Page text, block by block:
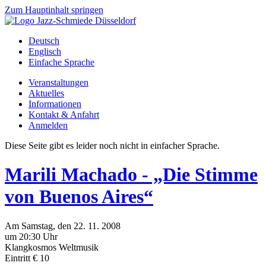
Zum Hauptinhalt springen
Deutsch
Englisch
Einfache Sprache
Veranstaltungen
Aktuelles
Informationen
Kontakt & Anfahrt
Anmelden
Diese Seite gibt es leider noch nicht in einfacher Sprache.
Marili Machado - „Die Stimme
von Buenos Aires“
Am Samstag, den 22. 11. 2008
um 20:30 Uhr
Klangkosmos Weltmusik
Eintritt € 10